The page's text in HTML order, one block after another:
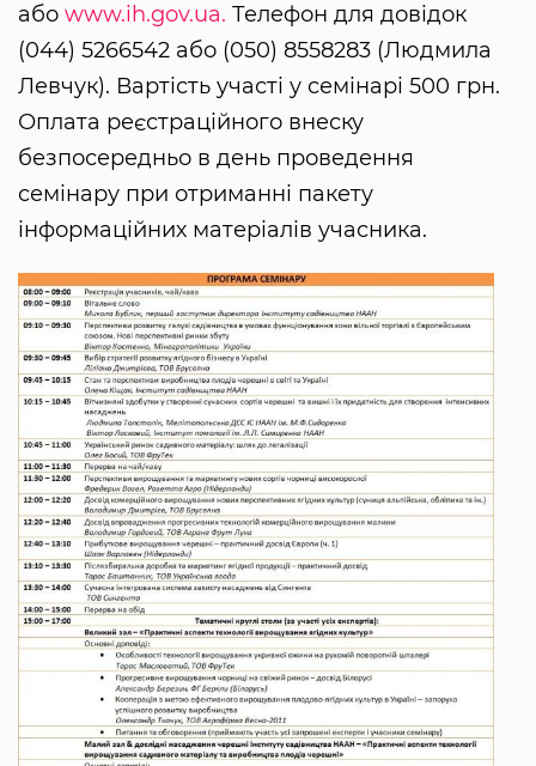
або www.ih.gov.ua. Телефон для довідок
(044) 5266542 або (050) 8558283 (Людмила
Левчук). Вартість участі у семінарі 500 грн.
Оплата реєстраційного внеску
безпосередньо в день проведення
семінару при отриманні пакету
інформаційних матеріалів учасника.